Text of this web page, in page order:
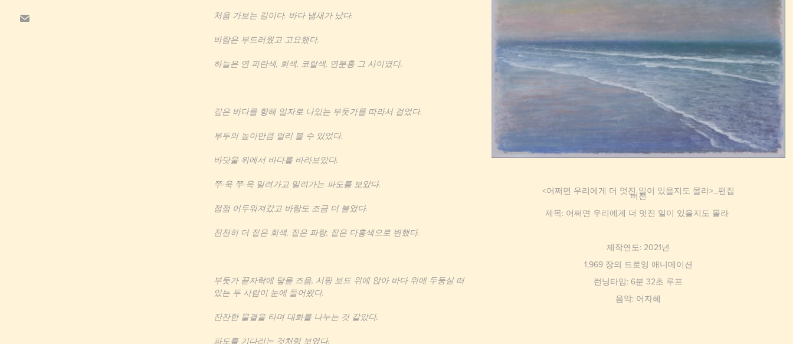
처음 가보는 길이다. 바다 냄새가 났다.
바람은 부드러웠고 고요했다.
하늘은 연 파란색, 회색, 코랄색, 연분홍 그 사이였다.
깊은 바다를 향해 일자로 나있는 부둣가를 따라서 걸었다.
부두의 높이만큼 멀리 볼 수 있었다.
바닷물 위에서 바다를 바라보았다.
쭈-욱 쭈-욱 밀려가고 밀려가는 파도를 보았다.
점점 어두워져갔고 바람도 조금 더 불었다.
천천히 더 짙은 회색, 짙은 파랑, 짙은 다홍색으로 변했다.
부둣가 끝자락에 닿을 즈음, 서핑 보드 위에 앉아 바다 위에 두둥실 떠
있는 두 사람이 눈에 들어왔다.
잔잔한 물결을 타며 대화를 나누는 것 같았다.
파도를 기다리는 것처럼 보였다.
<어쩌면 우리에게 더 멋진 일이 있을지도 몰라>_편집
버전
제목: 어쩌면 우리에게 더 멋진 일이 있을지도 몰라
제작연도: 2021년
1,969 장의 드로잉 애니메이션
런닝타임:6분 32초 루프
음악: 어자혜